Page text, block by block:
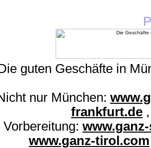
guten Geschäfte in
nur München:
frankfurt.de
Vorbereitung:
www.ganz-tirol.com